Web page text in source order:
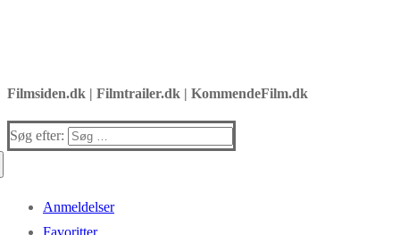
Filmsiden.dk | Filmtrailer.dk | KommendeFilm.dk
Søg efter:
Anmeldelser
Favoritter